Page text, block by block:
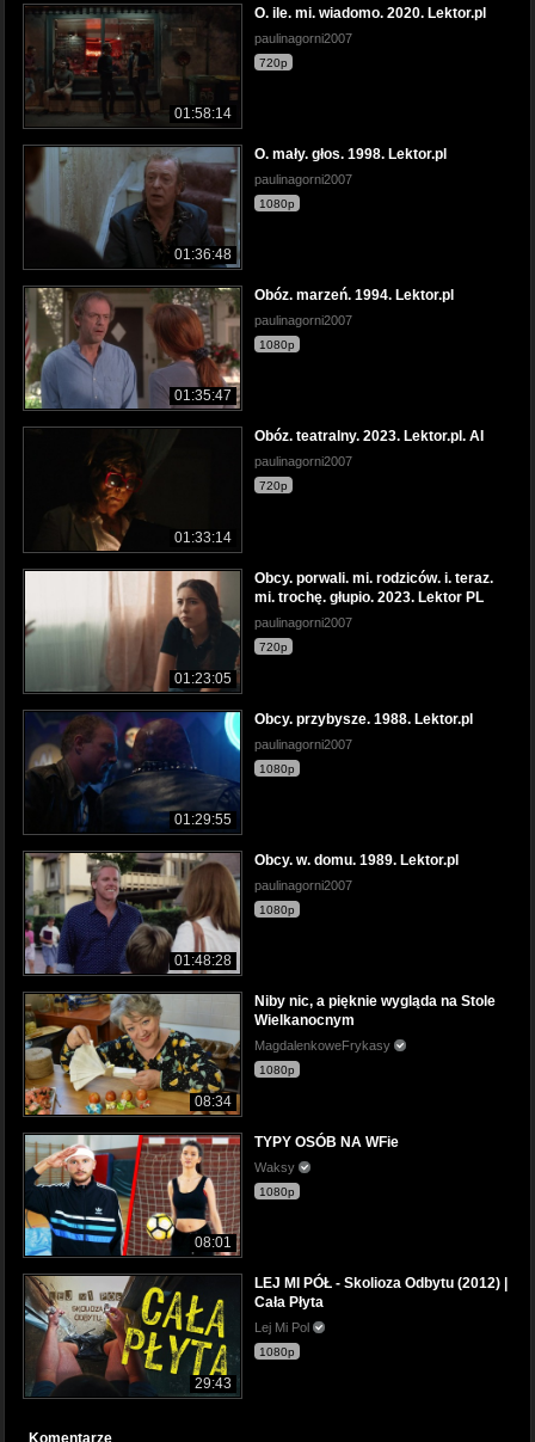
01:58:14
O. ile. mi. wiadomo. 2020. Lektor.pl
paulinagorni2007
720p
01:36:48
O. mały. głos. 1998. Lektor.pl
paulinagorni2007
1080p
01:35:47
Obóz. marzeń. 1994. Lektor.pl
paulinagorni2007
1080p
01:33:14
Obóz. teatralny. 2023. Lektor.pl. AI
paulinagorni2007
720p
01:23:05
Obcy. porwali. mi. rodziców. i. teraz.
mi. trochę. głupio. 2023. Lektor PL
paulinagorni2007
720p
01:29:55
Obcy. przybysze. 1988. Lektor.pl
paulinagorni2007
1080p
01:48:28
Obcy. w. domu. 1989. Lektor.pl
paulinagorni2007
1080p
08:34
Niby nic, a pięknie wygląda na Stole
Wielkanocnym
MagdalenkoweFrykasy
1080p
08:01
TYPY OSÓB NA WFie
Waksy
1080p
29:43
LEJ MI PÓŁ - Skolioza Odbytu (2012) |
Cała Płyta
Lej Mi Pol
1080p